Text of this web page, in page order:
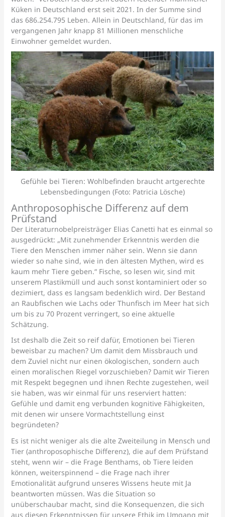
Küken in Deutschland erst seit 2021. In der Summe sind
das 686.254.795 Leben. Allein in Deutschland, für das im
vergangenen Jahr knapp 81 Millionen menschliche
Einwohner gemeldet wurden.
Gefühle bei Tieren: Wohlbefinden braucht artgerechte
Lebensbedingungen (Foto: Patricia Lösche)
Anthroposophische Differenz auf dem
Prüfstand
Der Literaturnobelpreisträger Elias Canetti hat es einmal so
ausgedrückt: „Mit zunehmender Erkenntnis werden die
Tiere den Menschen immer näher sein. Wenn sie dann
wieder so nahe sind, wie in den ältesten Mythen, wird es
kaum mehr Tiere geben.“ Fische, so lesen wir, sind mit
unserem Plastikmüll und auch sonst kontaminiert oder so
dezimiert, dass es langsam bedenklich wird. Der Bestand
an Raubfischen wie Lachs oder Thunfisch im Meer hat sich
um bis zu 70 Prozent verringert, so eine aktuelle
Schätzung.
Ist deshalb die Zeit so reif dafür, Emotionen bei Tieren
beweisbar zu machen? Um damit dem Missbrauch und
dem Zuviel nicht nur einen ökologischen, sondern auch
einen moralischen Riegel vorzuschieben? Damit wir Tieren
mit Respekt begegnen und ihnen Rechte zugestehen, weil
sie haben, was wir einmal für uns reserviert hatten:
Gefühle und damit eng verbunden kognitive Fähigkeiten,
mit denen wir unsere Vormachtstellung einst
begründeten?
Es ist nicht weniger als die alte Zweiteilung in Mensch und
Tier (anthroposophische Differenz), die auf dem Prüfstand
steht, wenn wir – die Frage Benthams, ob Tiere leiden
können, weiterspinnend – die Frage nach ihrer
Emotionalität aufgrund unseres Wissens heute mit Ja
beantworten müssen. Was die Situation so
unüberschaubar macht, sind die Konsequenzen, die sich
aus diesen Erkenntnissen für unsere Ethik im Umgang mit